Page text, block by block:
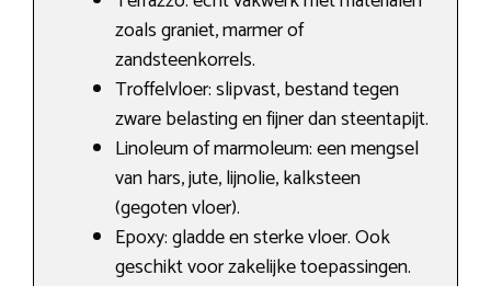
zoals graniet, marmer of
zandsteenkorrels.
Troffelvloer: slipvast, bestand tegen
zware belasting en fijner dan steentapijt.
Linoleum of marmoleum: een mengsel
van hars, jute, lijnolie, kalksteen
(gegoten vloer).
Epoxy: gladde en sterke vloer. Ook
geschikt voor zakelijke toepassingen.